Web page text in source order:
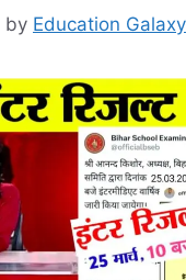
by Education Galaxy